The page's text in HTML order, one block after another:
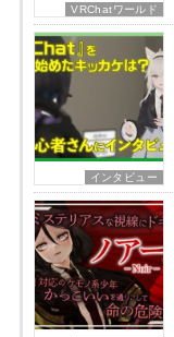
VRChatワールド
インタビュー